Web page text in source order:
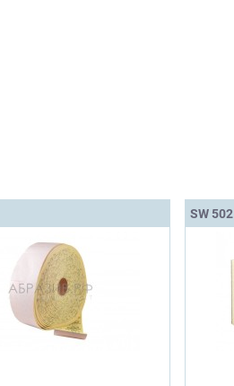
SW 502